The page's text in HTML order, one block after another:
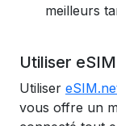
meilleurs
Utiliser
Utiliser
vous offre un